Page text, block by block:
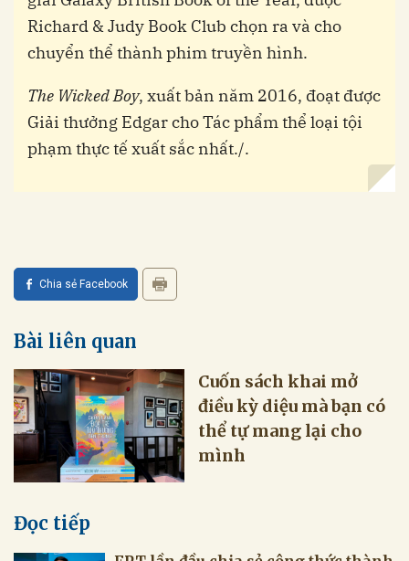
Richard & Judy Book Club chọn ra và cho
chuyển thể thành phim truyền hình.
The Wicked Boy, xuất bản năm 2016, đoạt được
Giải thưởng Edgar cho Tác phẩm thể loại tội
phạm thực tế xuất sắc nhất./.
Chia sẻ Facebook
Bài liên quan
Cuốn sách khai mở
điều kỳ diệu mà bạn có
thể tự mang lại cho
mình
Đọc tiếp